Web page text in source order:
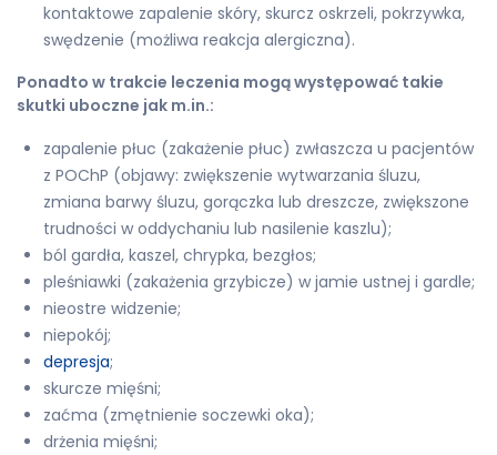
kontaktowe zapalenie skóry, skurcz oskrzeli, pokrzywka,
swędzenie (możliwa reakcja alergiczna).
Ponadto w trakcie leczenia mogą występować takie
skutki uboczne jak m.in.:
zapalenie płuc (zakażenie płuc) zwłaszcza u pacjentów
z POChP (objawy: zwiększenie wytwarzania śluzu,
zmiana barwy śluzu, gorączka lub dreszcze, zwiększone
trudności w oddychaniu lub nasilenie kaszlu);
ból gardła, kaszel, chrypka, bezgłos;
pleśniawki (zakażenia grzybicze) w jamie ustnej i gardle;
nieostre widzenie;
niepokój;
depresja;
skurcze mięśni;
zaćma (zmętnienie soczewki oka);
drżenia mięśni;